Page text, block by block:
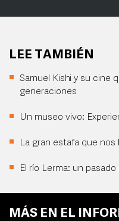
LEE TAMBIÉN
Samuel Kishi y su cine
generaciones
Un museo vivo:
La gran estafa que nos
El río Lerma: un
MÁS EN EL